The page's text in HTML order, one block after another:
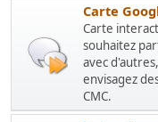
Carte
Carte
souhaitez
avec
envisagez
CMC.